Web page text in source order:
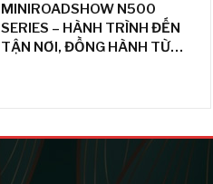
MINIROADSHOW N500
SERIES – HÀNH TRÌNH ĐẾN
TẬN NƠI, ĐỒNG HÀNH TỪ…